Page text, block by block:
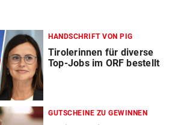
HANDSCHRIFT VON PIG
Tirolerinnen für diverse
Top-Jobs im ORF bestellt
GUTSCHEINE ZU GEWINNEN